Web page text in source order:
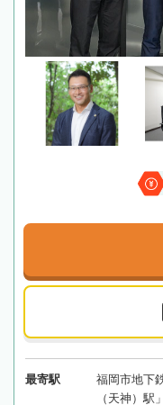
最寄駅
福岡市地下
（天神）駅